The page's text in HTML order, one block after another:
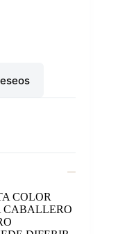
COLOR
CABALLERO